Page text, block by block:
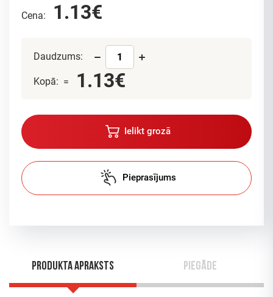
Cena: 1.13€
Daudzums:
Kopā: = 1.13€
Pieprasījums
Ielikt grozā
Produkta apraksts Piegāde